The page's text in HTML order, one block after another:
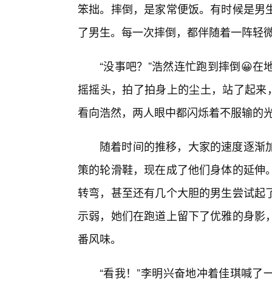
笨拙。摔倒，是家常便饭。有时候是
了男生。每一次摔倒，都伴随着一阵轻
“没事吧？”浩然连忙跑到摔倒😀
摇摇头，拍了拍身上的尘土，站了起
看向浩然，两人眼中都闪烁着不服输的
随着时间的推移，大家的速度逐
策的轮滑鞋，现在成了他们身体的延
转弯，甚至还有几个大胆的男生尝试
示弱，她们在跑道上留下了优雅的身
番风味。
“看我！”李明兴奋地冲着佳琪喊